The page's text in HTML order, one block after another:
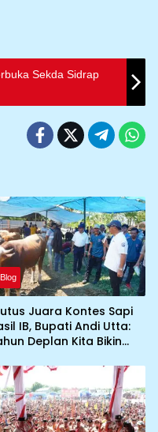
Sekda Sidrap
Blog
Juara Kontes Sapi
IB, Bupati Andi Utta:
Deplan Kita Bikin